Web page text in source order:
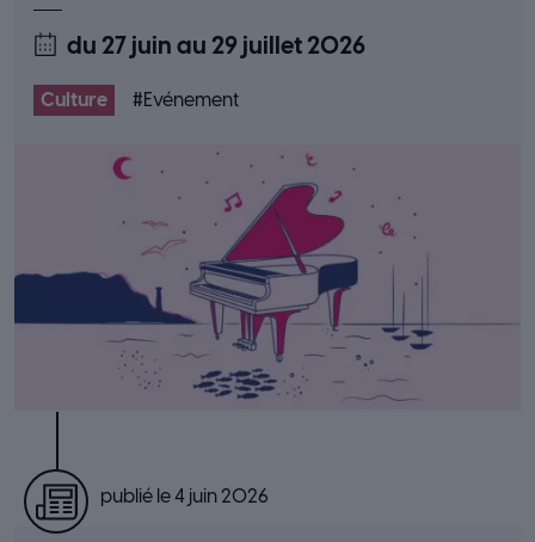
du 27 juin au 29 juillet 2026
Culture #Evénement
publié le 4 juin 2026